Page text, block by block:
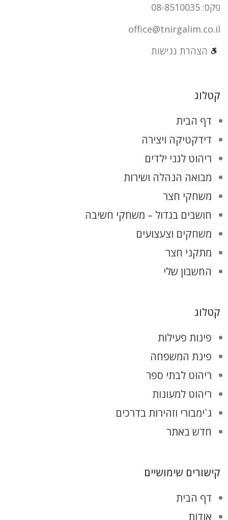
פקס: 08-8510035
office@tnirgalim.co.il
הצהרת נגישות
קטלוג
דף הבית
דידקטיקה ויצירה
ריהוט לגני ילדים
מבואה הנהלה ושירות
משחקי חצר
חושבים בגדול – משחקי חשיבה
משחקים וצעצועים
מתקני חצר
החשבון שלי
קטלוג
פינות פעילות
פינת המשפחה
ריהוט לבתי ספר
ריהוט למעונות
ג`ימבורי וזהירות בדרכים
חדש באתר
קישורים שימושיים
דף הבית
אודות